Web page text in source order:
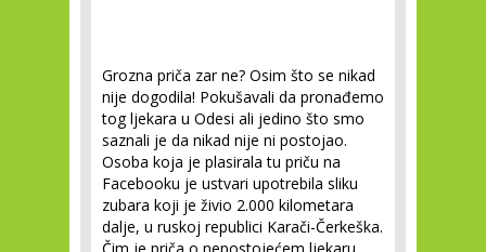
Grozna priča zar ne? Osim što se nikad
nije dogodila! Pokušavali da pronađemo
tog ljekara u Odesi ali jedino što smo
saznali je da nikad nije ni postojao.
Osoba koja je plasirala tu priču na
Facebooku je ustvari upotrebila sliku
zubara koji je živio 2.000 kilometara
dalje, u ruskoj republici Karači-Čerkeška.